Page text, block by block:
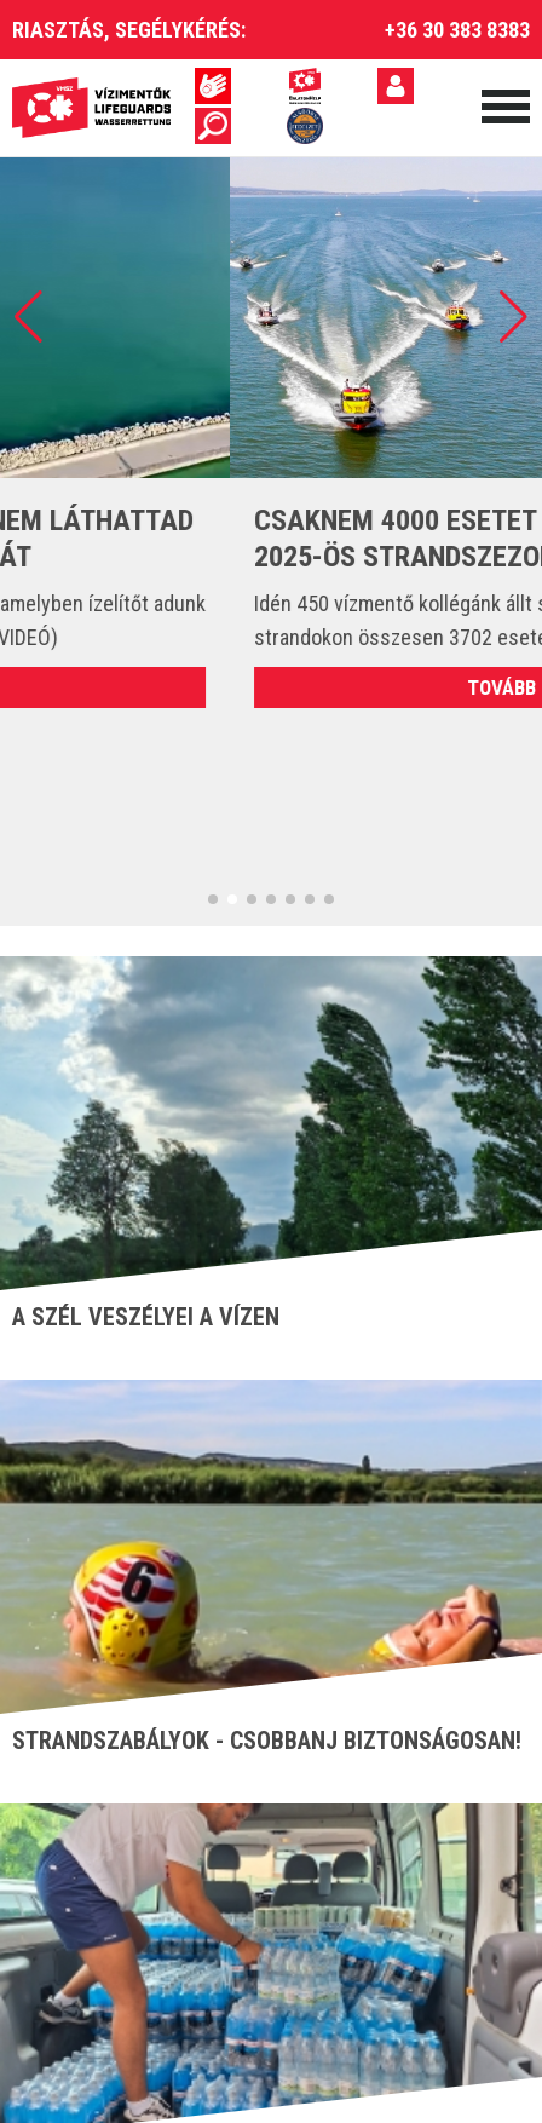
RIASZTÁS, SEGÉLYKÉRÉS: +36 30 383 8383
CSAKNEM 4000 ESETET LÁTTUNK EL A
2025-ÖS STRANDSZEZONBAN
Idén 450 vízmentő kollégánk állt szolgálatba és csak a
strandokon összesen 3702 esetet látott el. (VIDEÓ)
A SZÉL VESZÉLYEI A VÍZEN
STRANDSZABÁLYOK - CSOBBANJ BIZTONSÁGOSAN!